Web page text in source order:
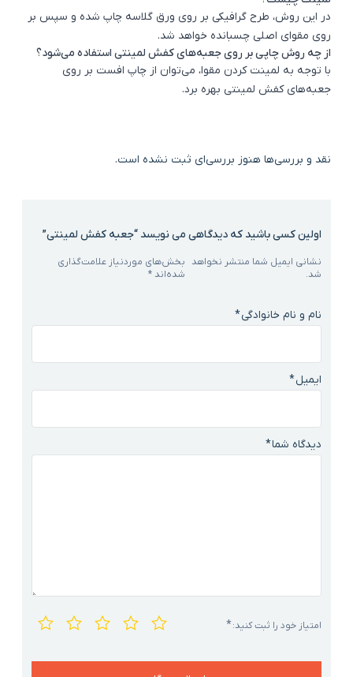
در این روش، طرح گرافیکی بر روی ورق گلاسه چاپ شده و سپس بر
روی مقوای اصلی چسبانده خواهد شد.
از چه روش چاپی بر روی جعبه‌های کفش لمینتی استفاده می‌شود؟
با توجه به لمینت کردن مقوا، می‌توان از چاپ افست بر روی
جعبه‌های کفش لمینتی بهره برد.
نقد و بررسی‌ها هنوز بررسی‌ای ثبت نشده است.
اولین کسی باشید که دیدگاهی می نویسد “جعبه کفش لمینتی”
نشانی ایمیل شما منتشر نخواهد
شد.
بخش‌های موردنیاز علامت‌گذاری
شده‌اند *
امتیاز خود را ثبت کنید:*
دیدگاه شما*
نام و نام خانوادگی*
ایمیل*
اشتراک گذاری در